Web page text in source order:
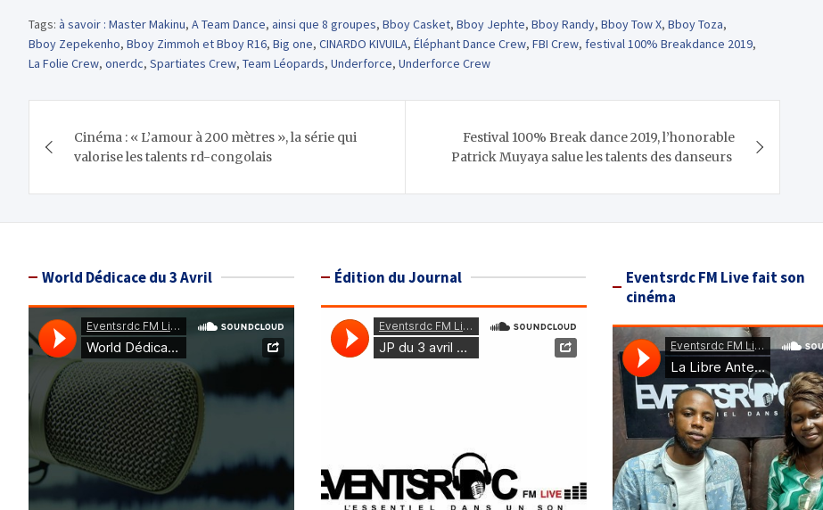
Tags: à savoir : Master Makinu, A Team Dance, ainsi que 8 groupes, Bboy Casket, Bboy Jephte, Bboy Randy, Bboy Tow X, Bboy Toza,
Bboy Zepekenho, Bboy Zimmoh et Bboy R16, Big one, CINARDO KIVUILA, Éléphant Dance Crew, FBI Crew, festival 100% Breakdance 2019,
La Folie Crew, onerdc, Spartiates Crew, Team Léopards, Underforce, Underforce Crew
de
l’article
Cinéma : « L’amour à 200 mètres », la série qui
valorise les talents rd-congolais
Festival 100% Break dance 2019, l’honorable
Patrick Muyaya salue les talents des danseurs
World Dédicace du 3 Avril Édition du Journal
Eventsrdc FM Live fait son
cinéma